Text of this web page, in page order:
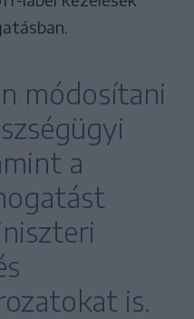
módosítani
a
is.